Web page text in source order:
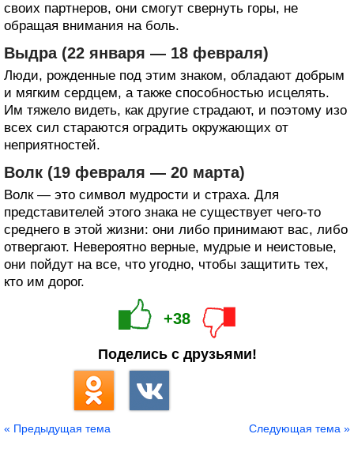
своих партнеров, они смогут свернуть горы, не
обращая внимания на боль.
Выдра (22 января — 18 февраля)
Люди, рожденные под этим знаком, обладают добрым
и мягким сердцем, а также способностью исцелять.
Им тяжело видеть, как другие страдают, и поэтому изо
всех сил стараются оградить окружающих от
неприятностей.
Волк (19 февраля — 20 марта)
Волк — это символ мудрости и страха. Для
представителей этого знака не существует чего-то
среднего в этой жизни: они либо принимают вас, либо
отвергают. Невероятно верные, мудрые и неистовые,
они пойдут на все, что угодно, чтобы защитить тех,
кто им дорог.
+38
Поделись с друзьями!
« Предыдущая тема Следующая тема »